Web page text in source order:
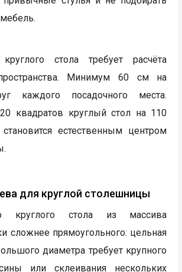
стола требует расчёта
Минимум 60 см на
каждого посадочного места.
квадратов круглый стол на 110
естественным центром
для круглой столешницы
круглого стола из массива
сложнее прямоугольного: цельная
диаметра требует крупного
или склеивания нескольких